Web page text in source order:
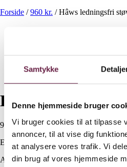
Samtykke
Denne hjemmeside bruger
Vi bruger cookies til at tilpasse
annoncer, til at vise dig
at analysere vores trafik. Vi
din brug af vores hjemmeside
Forside /960 kr. /Hâws ledningsfri
Hâws ledningsfri
960,00DKK
Ekskl. moms
Available on backorder